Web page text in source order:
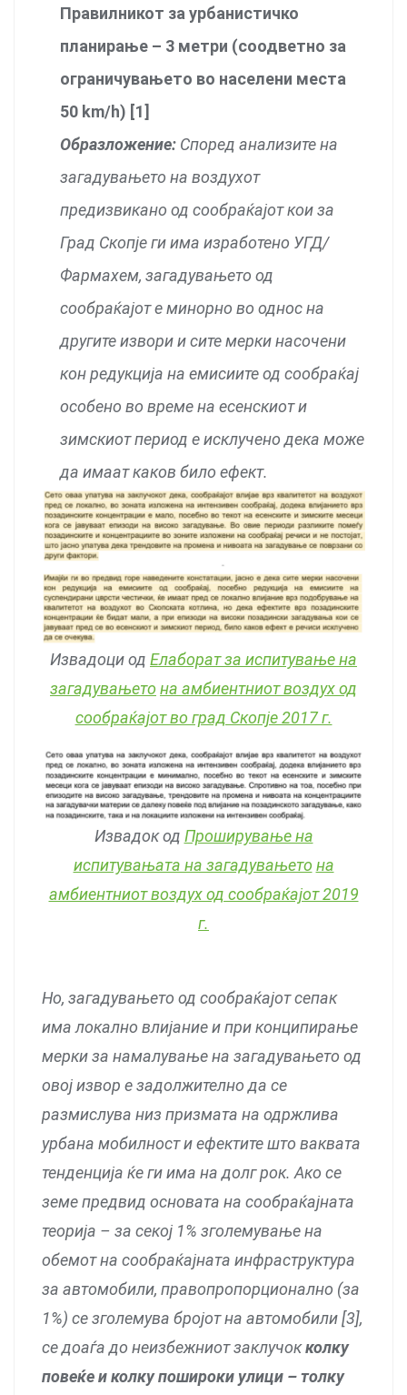
Правилникот за урбанистичко
планирање – 3 метри (соодветно за
ограничувањето во населени места
50 km/h) [1]
Образложение: Според анализите на
загадувањето на воздухот
предизвикано од сообраќајот кои за
Град Скопје ги има изработено УГД/
Фармахем, загадувањето од
сообраќајот е минорно во однос на
другите извори и сите мерки насочени
кон редукција на емисиите од сообраќај
особено во време на есенскиот и
зимскиот период е исклучено дека може
да имаат каков било ефект.
Извадоци од Елаборат за испитување на
загадувањето на амбиентниот воздух од
сообраќајот во град Скопје 2017 г.
Извадок од Проширување на
испитувањата на загадувањето на
амбиентниот воздух од сообраќајот 2019
г.
Но, загадувањето од сообраќајот сепак
има локално влијание и при конципирање
мерки за намалување на загадувањето од
овој извор е задолжително да се
размислува низ призмата на одржлива
урбана мобилност и ефектите што ваквата
тенденција ќе ги има на долг рок. Ако се
земе предвид основата на сообраќајната
теорија – за секој 1% зголемување на
обемот на сообраќајната инфраструктура
за автомобили, правопропорционално (за
1%) се зголемува бројот на автомобили [3],
се доаѓа до неизбежниот заклучокколку
повеќе и колку пошироки улици – толку